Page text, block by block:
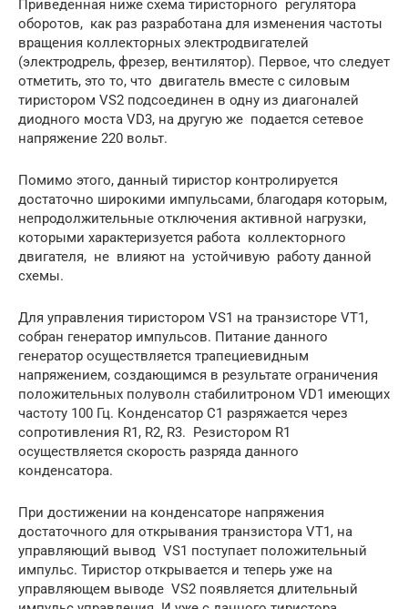
Приведенная ниже схема тиристорного регулятора
оборотов, как раз разработана для изменения частоты
вращения коллекторных электродвигателей
(электродрель, фрезер, вентилятор). Первое, что следует
отметить, это то, что двигатель вместе с силовым
тиристором VS2 подсоединен в одну из диагоналей
диодного моста VD3, на другую же подается сетевое
напряжение 220 вольт.
Помимо этого, данный тиристор контролируется
достаточно широкими импульсами, благодаря которым,
непродолжительные отключения активной нагрузки,
которыми характеризуется работа коллекторного
двигателя, не влияют на устойчивую работу данной
схемы.
Для управления тиристором VS1 на транзисторе VT1,
собран генератор импульсов. Питание данного
генератор осуществляется трапециевидным
напряжением, создающимся в результате ограничения
положительных полуволн стабилитроном VD1 имеющих
частоту 100 Гц. Конденсатор С1 разряжается через
сопротивления R1, R2, R3. Резистором R1
осуществляется скорость разряда данного
конденсатора.
При достижении на конденсаторе напряжения
достаточного для открывания транзистора VT1, на
управляющий вывод VS1 поступает положительный
импульс. Тиристор открывается и теперь уже на
управляющем выводе VS2 появляется длительный